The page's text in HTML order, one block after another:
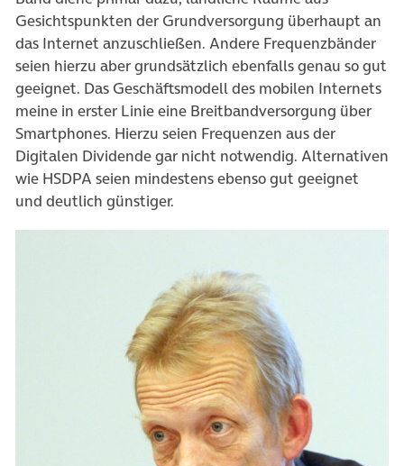
Gesichtspunkten der Grundversorgung überhaupt an
das Internet anzuschließen. Andere Frequenzbänder
seien hierzu aber grundsätzlich ebenfalls genau so gut
geeignet. Das Geschäftsmodell des mobilen Internets
meine in erster Linie eine Breitbandversorgung über
Smartphones. Hierzu seien Frequenzen aus der
Digitalen Dividende gar nicht notwendig. Alternativen
wie HSDPA seien mindestens ebenso gut geeignet
und deutlich günstiger.